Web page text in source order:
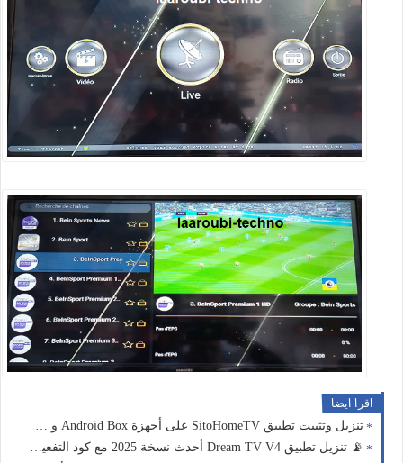
اقرا ايضا
تنزيل وتثبيت تطبيق SitoHomeTV على أجهزة Android Box و Android TV و FireStick 📡
📡 تنزيل تطبيق Dream TV V4 أحدث نسخة 2025 مع كود التفعيل (Active Code) لأجهزة Android TV و Box